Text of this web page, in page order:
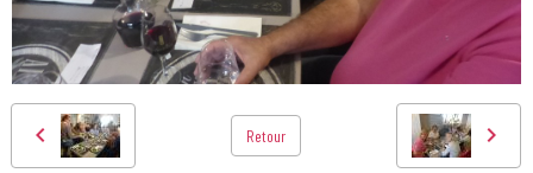
Retour